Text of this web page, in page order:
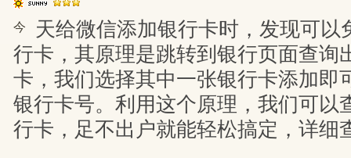
今
天给微信添加银行卡时，发现可以
行卡，其原理是跳转到银行页面查询
卡，我们选择其中一张银行卡添加即
银行卡号。利用这个原理，我们可以
行卡，足不出户就能轻松搞定，详细